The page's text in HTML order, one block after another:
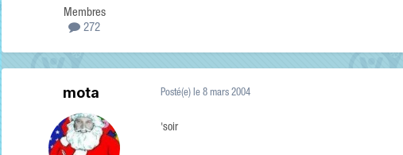
Membres
272
mota Posté(e) le 8 mars 2004
'soir